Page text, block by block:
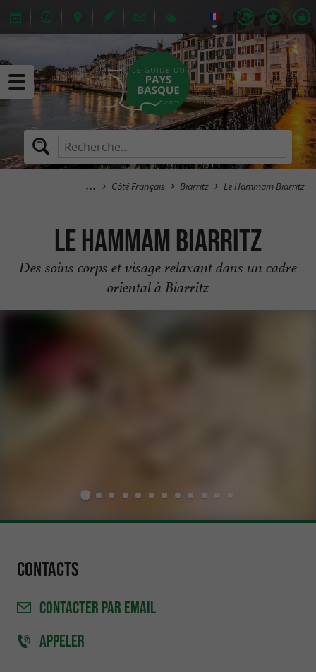
Côté Français Biarritz Le Hammam Biarritz
Le Hammam Biarritz
Des soins corps et visage relaxant dans un cadre
oriental à Biarritz
Contacts
CONTACTER PAR EMAIL
APPELER